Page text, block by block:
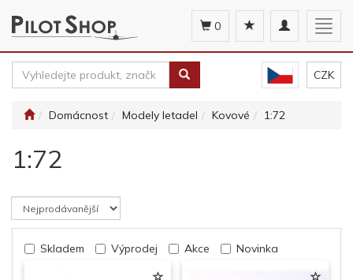
Toggle
navigation
0
CZK
Domácnost Modely letadel Kovové 1:72
1:72
Skladem Výprodej Akce Novinka